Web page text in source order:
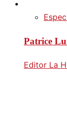
Patrice
Editor La